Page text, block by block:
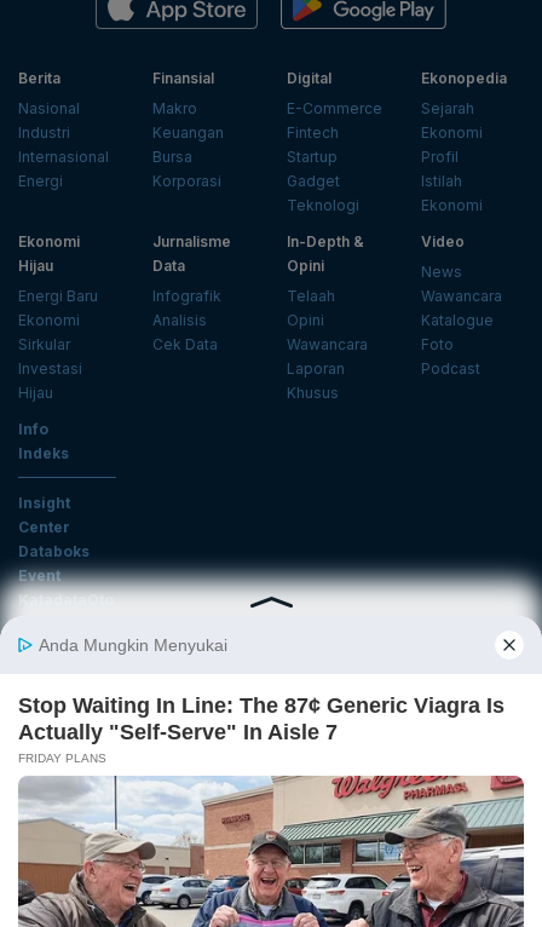
Berita
Nasional
Industri
Internasional
Energi
Finansial
Makro
Keuangan
Bursa
Korporasi
Digital
E-Commerce
Fintech
Startup
Gadget
Teknologi
Ekonopedia
Sejarah
Ekonomi
Profil
Istilah
Ekonomi
Ekonomi
Hijau
Energi Baru
Ekonomi
Sirkular
Investasi
Hijau
Jurnalisme
Data
Infografik
Analisis
Cek Data
In-Depth &
Opini
Telaah
Opini
Wawancara
Laporan
Khusus
Video
News
Wawancara
Katalogue
Foto
Podcast
Info
Indeks
Insight
Center
Databoks
Event
KatadataOto
Email
Daftar
Tentang Katadata Advertising Karier
Pedoman Media Siber
Kebijakan Privasi
Disclaimer
Hubungi Kami